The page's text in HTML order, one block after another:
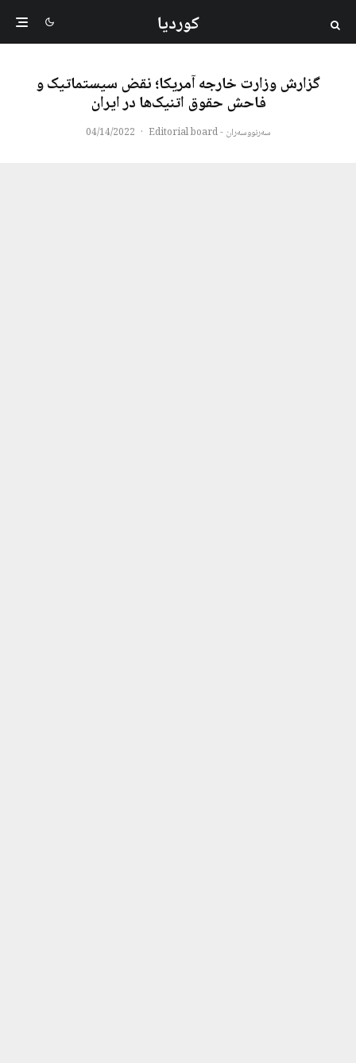
کوردیا
گزارش وزارت خارجه آمریکا؛ نقض سیستماتیک و
فاحش حقوق اتنیک‌ها در ایران
سەرنووسەران - Editorial board ·
04/14/2022